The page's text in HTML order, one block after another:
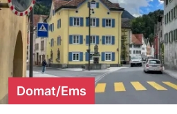
Domat/Ems